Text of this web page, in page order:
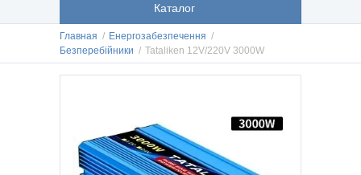
Каталог
Главная / Енергозабезпечення /
Безперебійники / Tataliken 12V/220V 3000W